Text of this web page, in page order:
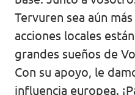
Homepagina
Tervuren sea aún
acciones locales
grandes sueños de
Con su apoyo, le
influencia europea.